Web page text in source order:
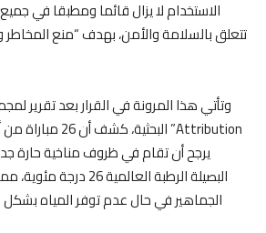
الاستخدام لا يزال قائما ومطبقا في
تتعلق بالسلامة والأمن، بهدف “منع المخاطر
يرجح أن تقام في ظروف مناخية حارة
البصيلة الرطبة
الجماهير في حال عدم توفر المياه